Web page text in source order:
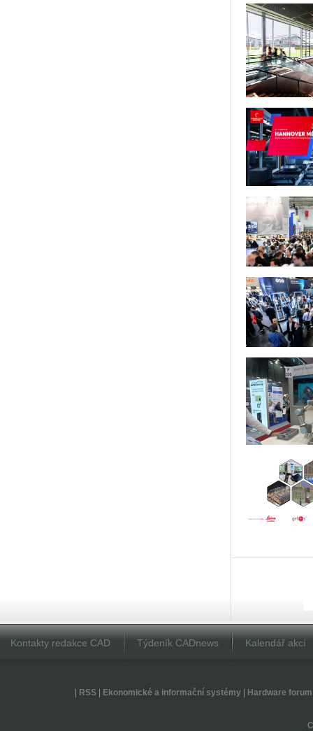
Kontakty redakce CAD Týdeník CADnews Kalendář akcí
RSS| Ekonomické a informační systémy| Hardware forum